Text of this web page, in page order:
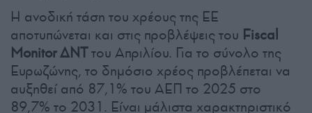
Η ανοδική τάση του χρέους της ΕΕ
αποτυπώνεται και στις προβλέψεις του Fiscal
Monitor ΔΝΤτου Απριλίου. Για το σύνολο της
Ευρωζώνης, το δημόσιο χρέος προβλέπεται να
αυξηθεί από 87,1% του ΑΕΠ το 2025 στο
89,7% το 2031. Είναι μάλιστα χαρακτηριστικό